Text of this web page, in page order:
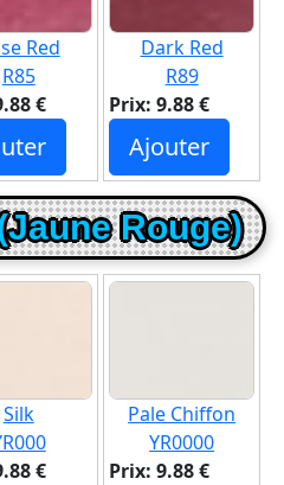
Red
R85
€
Dark Red
R89
Prix: 9.88 €
Ajouter
Rouge)
Silk
€
Pale Chiffon
YR0000
Prix: 9.88 €